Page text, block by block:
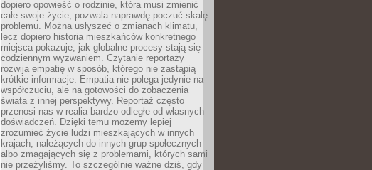
dopiero opowieść o rodzinie, która musi zmienić
całe swoje życie, pozwala naprawdę poczuć skalę
problemu. Można usłyszeć o zmianach klimatu,
lecz dopiero historia mieszkańców konkretnego
miejsca pokazuje, jak globalne procesy stają się
codziennym wyzwaniem. Czytanie reportaży
rozwija empatię w sposób, którego nie zastąpią
krótkie informacje. Empatia nie polega jedynie na
współczuciu, ale na gotowości do zobaczenia
świata z innej perspektywy. Reportaż często
przenosi nas w realia bardzo odległe od własnych
doświadczeń. Dzięki temu możemy lepiej
zrozumieć życie ludzi mieszkających w innych
krajach, należących do innych grup społecznych
albo zmagających się z problemami, których sami
nie przeżyliśmy. To szczególnie ważne dziś, gdy